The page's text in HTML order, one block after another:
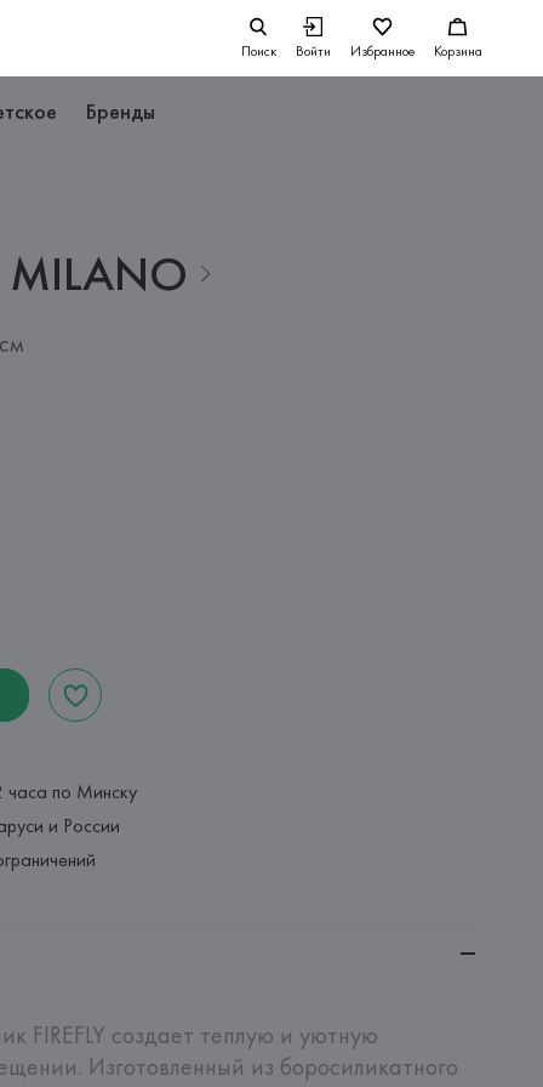
Поиск Войти Избранное Корзина
Бренды
MILANO
часа по Минску
и России
FIREFLY создает теплую и уютную
Изготовленный из боросиликатного